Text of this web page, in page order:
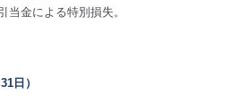
当金による特別損失。
日）